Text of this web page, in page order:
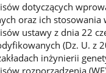
dotyczących
oraz ich stosowania
ustawy z dnia 22
(Dz. U. z
inżynierii